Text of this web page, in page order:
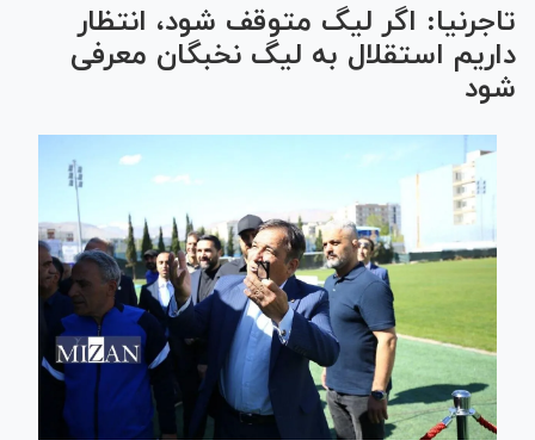
تاجرنیا: اگر لیگ متوقف شود، انتظار
داریم استقلال به لیگ نخبگان معرفی
شود